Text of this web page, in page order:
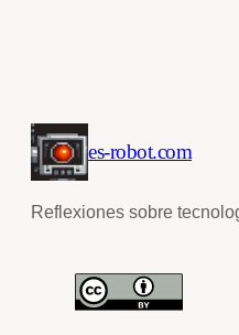
es-robot.com
Reflexiones sobre